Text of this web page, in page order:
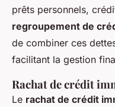
prêts personnels,
regroupement de
de combiner ces
facilitant la gestion
Rachat de crédit
Le rachat de crédit